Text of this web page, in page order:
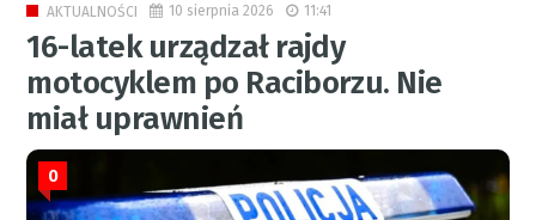
AKTUALNOŚCI 10 sierpnia 2026 11:41
16-latek urządzał rajdy
motocyklem po Raciborzu. Nie
miał uprawnień
0